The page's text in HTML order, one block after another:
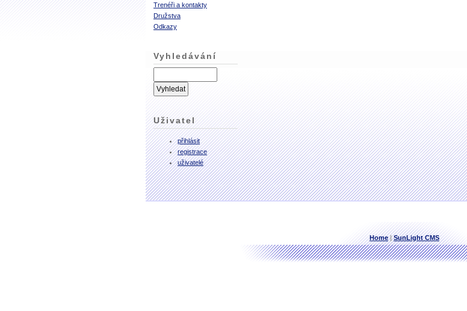
Trenéři a kontakty
Družstva
Odkazy
Vyhledávání
Uživatel
přihlásit
registrace
uživatelé
Home|SunLight CMS